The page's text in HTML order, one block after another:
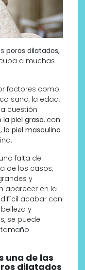
poros dilatados,
a muchas
factores como
sana, la edad,
cuestión
piel grasa, con
la piel masculina
falta de
de los casos,
y
aparecer en la
acabar con
y
se puede
una de las
dilatados